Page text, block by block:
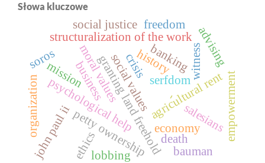
Słowa kluczowe
-
serfdom
agricultural rent
granting land freehold
petty ownership
psychological help
ethics
john paul ii economysalesians
social values
moral values
structuralization of the work
empowerment
advising
business history
organization
social justice freedom
mission
bankingwitness
lobbing
death
crisis
bauman
soros